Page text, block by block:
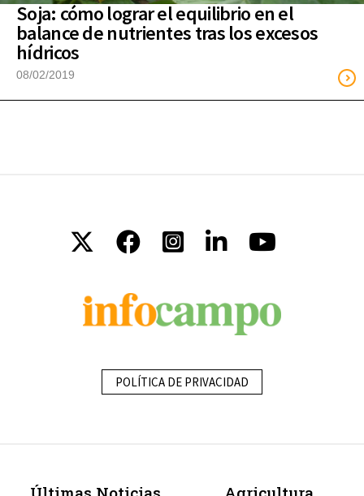
Soja: cómo lograr el equilibrio en el
balance de nutrientes tras los excesos
hídricos
08/02/2019
POLÍTICA DE PRIVACIDAD